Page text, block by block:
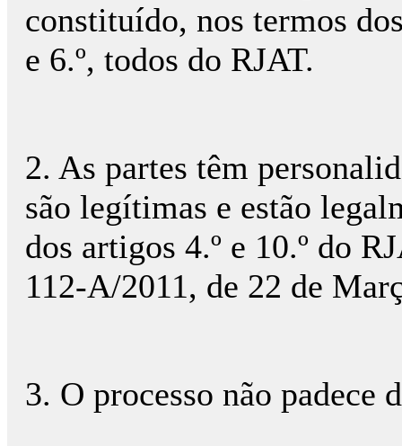
constituído, nos termos
e 6.º, todos do RJAT.
2. As partes têm
são legítimas e estão
dos artigos 4.º e 10.º do
112-A/2011, de 22 de
3. O processo não